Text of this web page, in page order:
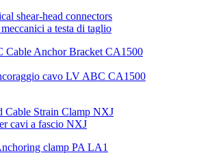
a testa di taglio
cavo LV ABC CA1500
cavi a fascio NXJ